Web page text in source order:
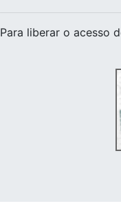
Para liberar o acesso